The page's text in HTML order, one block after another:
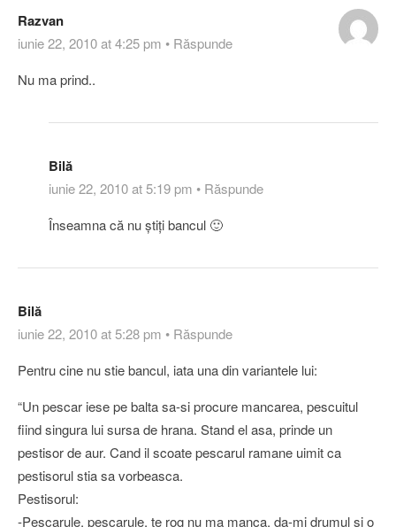
Razvan
iunie 22, 2010 at 4:25 pm • Răspunde
Nu ma prind..
Bilă
iunie 22, 2010 at 5:19 pm • Răspunde
Înseamna că nu ştiţi bancul 🙂
Bilă
iunie 22, 2010 at 5:28 pm • Răspunde
Pentru cine nu stie bancul, iata una din variantele lui:
“Un pescar iese pe balta sa-si procure mancarea, pescuitul
fiind singura lui sursa de hrana. Stand el asa, prinde un
pestisor de aur. Cand il scoate pescarul ramane uimit ca
pestisorul stia sa vorbeasca.
Pestisorul:
-Pescarule, pescarule, te rog nu ma manca, da-mi drumul si o